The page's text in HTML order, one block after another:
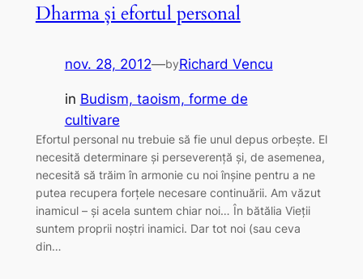
Dharma și efortul personal
nov. 28, 2012—byRichard Vencu
in Budism, taoism, forme de
cultivare
Efortul personal nu trebuie să fie unul depus orbește. El
necesită determinare și perseverență și, de asemenea,
necesită să trăim în armonie cu noi înșine pentru a ne
putea recupera forțele necesare continuării. Am văzut
inamicul – și acela suntem chiar noi… În bătălia Vieții
suntem proprii noștri inamici. Dar tot noi (sau ceva
din…